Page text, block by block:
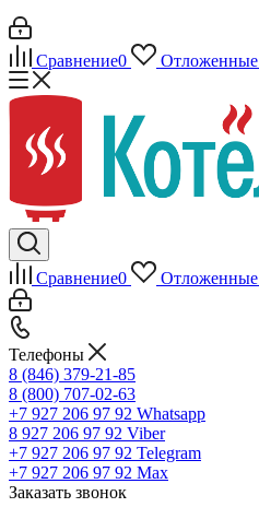
Сравнение0 Отложенные
Сравнение0 Отложенные
Телефоны
8 (846) 379-21-85
8 (800) 707-02-63
+7 927 206 97 92 Whatsapp
8 927 206 97 92 Viber
+7 927 206 97 92 Telegram
+7 927 206 97 92 Max
Заказать звонок